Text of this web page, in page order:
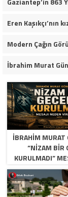
İBRAHIM MURAT
“NIZAM BIR
KURULMADI”
VIRAL